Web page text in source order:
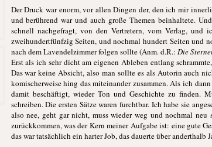
Der Druck war enorm, vor allen Dingen der, den ich mir
und berührend war und auch große Themen beinhaltete.
schnell nachgefragt, von den Vertretern, vom Verlag,
zweihundertfünfzig Seiten, und nochmal hundert Seiten und
nach dem Lavendelzimmer folgen sollte (Anm. d.R.: Die
Erst als ich sehr dicht am eigenen Ableben entlang
Das war keine Absicht, also man sollte es als Autorin auch
komischerweise hing das miteinander zusammen. Als ich
damit beschäftigt, wieder Ton und Geschichte zu finden.
schreiben. Die ersten Sätze waren furchtbar. Ich habe sie
also nee, geht gar nicht, muss wieder weg und nochmal
zurückkommen, was der Kern meiner Aufgabe ist: eine gute
das war tatsächlich ein harter Job, das dauerte über anderthalb